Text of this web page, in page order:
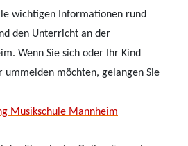
wichtigen Informationen rund
den Unterricht an der
Wenn Sie sich oder Ihr Kind
ummelden möchten, gelangen Sie
Musikschule Mannheim